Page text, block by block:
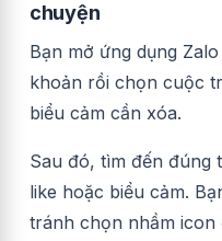
chuyện
Bạn mở ứng dụng
khoản rồi chọn cuộc
biểu cảm cần xóa.
Sau đó, tìm đến đúng
like hoặc biểu cảm.
tránh chọn nhầm icon